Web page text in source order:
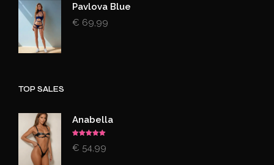
Pavlova Blue
€ 69,99
TOP SALES
Anabella
5.00uit 5
€ 54,99